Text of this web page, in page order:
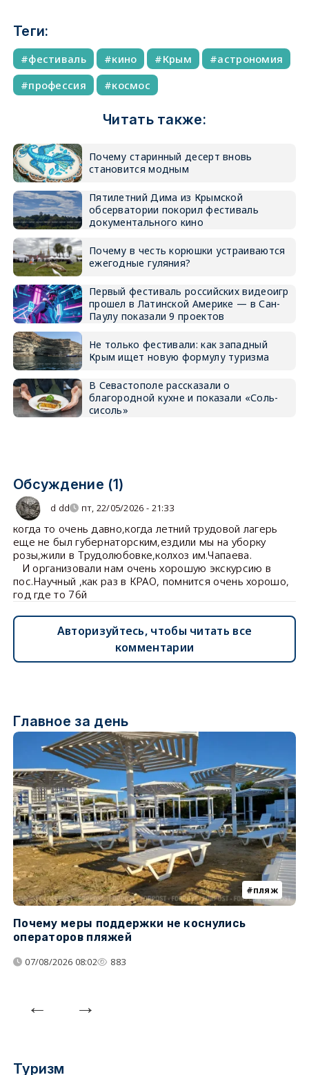
Теги:
фестиваль кино Крым
астрономия
профессия
космос
Читать также:
Почему старинный десерт вновь
становится модным
Пятилетний Дима из Крымской
обсерватории покорил фестиваль
документального кино
Почему в честь корюшки устраиваются
ежегодные гуляния?
Первый фестиваль российских видеоигр
прошел в Латинской Америке — в Сан-
Паулу показали 9 проектов
Не только фестивали: как западный
Крым ищет новую формулу туризма
В Севастополе рассказали о
благородной кухне и показали «Соль-
сисоль»
Обсуждение (1)
d dd пт, 22/05/2026 - 21:33
когда то очень давно,когда летний трудовой лагерь
еще не был губернаторским,ездили мы на уборку
розы,жили в Трудолюбовке,колхоз им.Чапаева.
И организовали нам очень хорошую экскурсию в
пос.Научный ,как раз в КРАО, помнится очень хорошо,
год где то 76й
Авторизуйтесь, чтобы читать все
комментарии
Главное за день
пляж
Почему меры поддержки не коснулись
операторов пляжей
07/08/2026 08:02 883
Туризм